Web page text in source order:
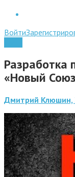
Войти
Разработка
«Новый
Дмитрий Клюшин,